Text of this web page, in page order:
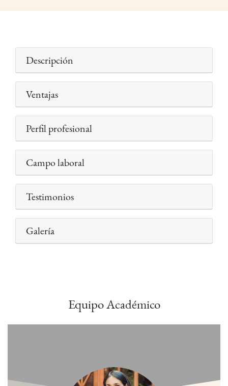
Descripción
Ventajas
Perfil profesional
Campo laboral
Testimonios
Galería
Equipo Académico